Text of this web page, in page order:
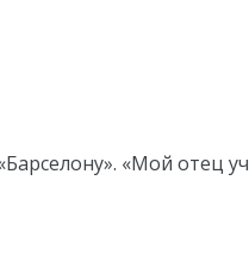
«Мой отец